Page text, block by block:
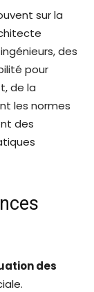
sur la
des
pour
de la
les normes
des
des